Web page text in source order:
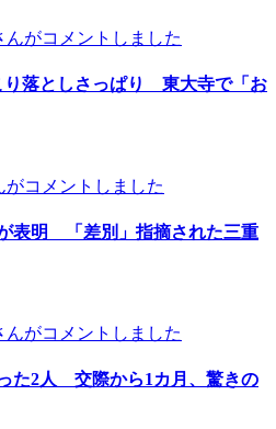
んがコメントしました
り落としさっぱり 東大寺で「お
がコメントしました
表明 「差別」指摘された三重
んがコメントしました
た2人 交際から1カ月、驚きの